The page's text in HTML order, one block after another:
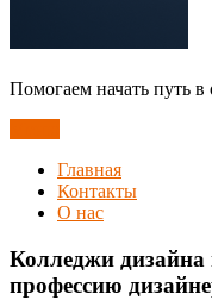
Помогаем начать путь
Главная
Контакты
О нас
Колледжи дизайна
профессию